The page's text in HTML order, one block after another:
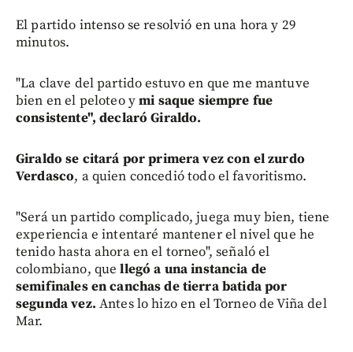
El partido intenso se resolvió en una hora y 29
minutos.
"La clave del partido estuvo en que me mantuve
bien en el peloteo ymi saque siempre fue
consistente", declaró Giraldo.
Giraldo se citará por primera vez con el zurdo
Verdasco, a quien concedió todo el favoritismo.
"Será un partido complicado, juega muy bien, tiene
experiencia e intentaré mantener el nivel que he
tenido hasta ahora en el torneo", señaló el
colombiano, quellegó a una instancia de
semifinales en canchas de tierra batida por
segunda vez. Antes lo hizo en el Torneo de Viña del
Mar.